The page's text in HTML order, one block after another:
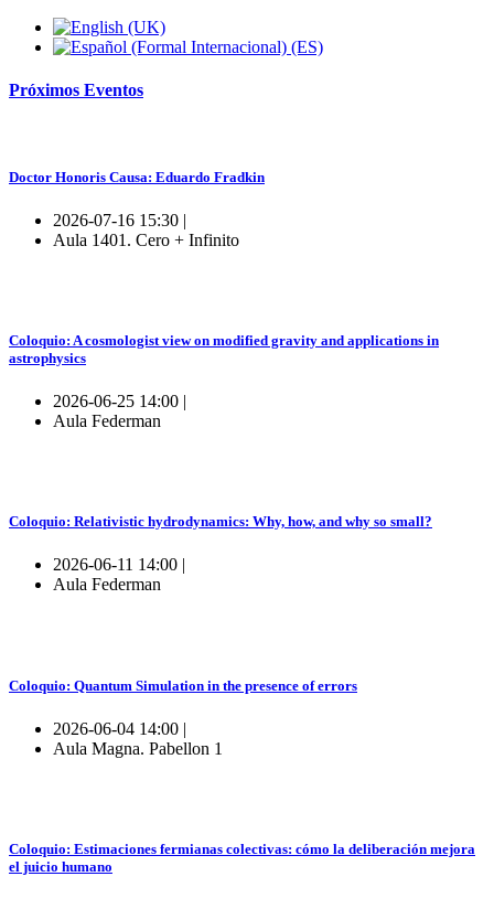
Próximos Eventos
Doctor Honoris Causa: Eduardo Fradkin
2026-07-16 15:30 |
Aula 1401. Cero + Infinito
Coloquio: A cosmologist view on modified gravity and applications in
astrophysics
2026-06-25 14:00 |
Aula Federman
Coloquio: Relativistic hydrodynamics: Why, how, and why so small?
2026-06-11 14:00 |
Aula Federman
Coloquio: Quantum Simulation in the presence of errors
2026-06-04 14:00 |
Aula Magna. Pabellon 1
Coloquio: Estimaciones fermianas colectivas: cómo la deliberación mejora
el juicio humano